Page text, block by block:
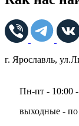
г. Ярославль,
Пн-пт - 10:00
выходные - по